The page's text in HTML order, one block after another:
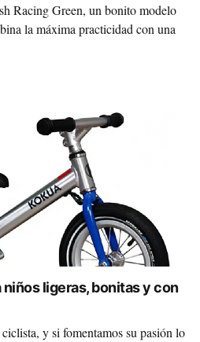
Racing Green, un bonito modelo
la máxima practicidad con una
ligeras, bonitas y con
y si fomentamos su pasión lo